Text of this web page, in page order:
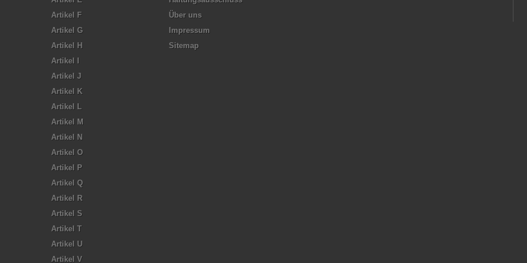
Artikel F
Artikel G
Artikel H
Artikel I
Artikel J
Artikel K
Artikel L
Artikel M
Artikel N
Artikel O
Artikel P
Artikel Q
Artikel R
Artikel S
Artikel T
Artikel U
Artikel V
Über uns
Impressum
Sitemap